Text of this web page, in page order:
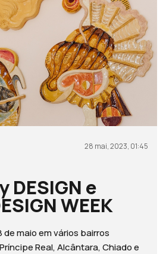
28 mai, 2023, 01:45
DESIGN e
WEEK
de maio em vários bairros
Real, Alcântara, Chiado e